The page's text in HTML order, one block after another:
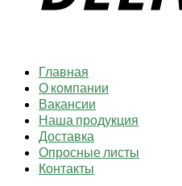
Главная
О компании
Вакансии
Наша продукция
Доставка
Опросные листы
Контакты